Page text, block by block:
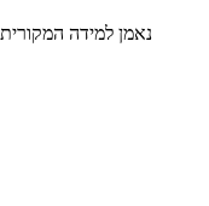
נאמן למידה